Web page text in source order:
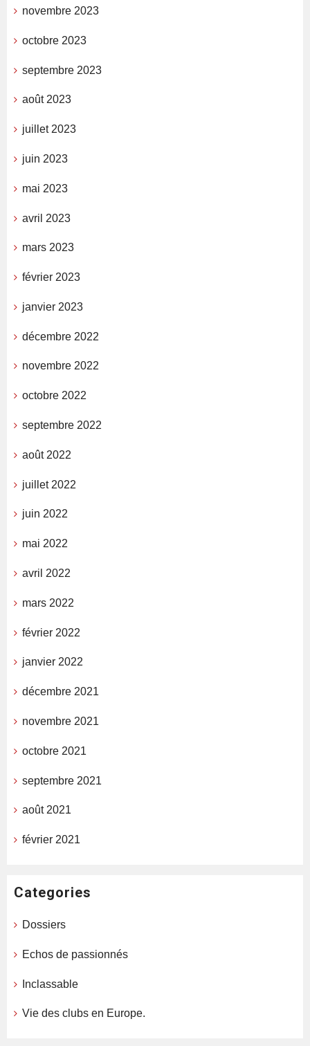
novembre 2023
octobre 2023
septembre 2023
août 2023
juillet 2023
juin 2023
mai 2023
avril 2023
mars 2023
février 2023
janvier 2023
décembre 2022
novembre 2022
octobre 2022
septembre 2022
août 2022
juillet 2022
juin 2022
mai 2022
avril 2022
mars 2022
février 2022
janvier 2022
décembre 2021
novembre 2021
octobre 2021
septembre 2021
août 2021
février 2021
Categories
Dossiers
Echos de passionnés
Inclassable
Vie des clubs en Europe.